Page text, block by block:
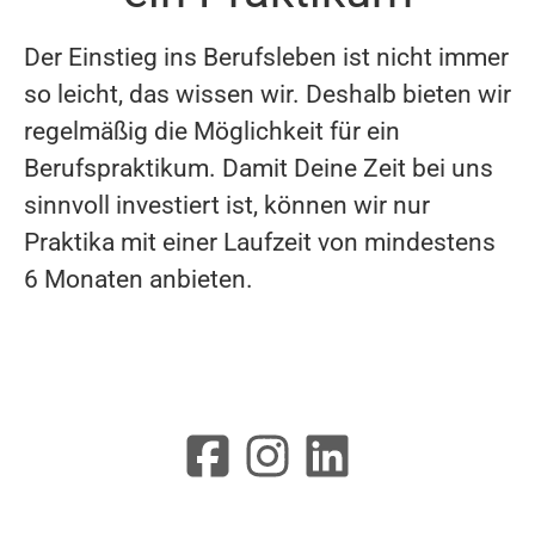
Der Einstieg ins Berufsleben ist nicht immer
so leicht, das wissen wir. Deshalb bieten wir
regelmäßig die Möglichkeit für ein
Berufspraktikum. Damit Deine Zeit bei uns
sinnvoll investiert ist, können wir nur
Praktika mit einer Laufzeit von mindestens
6 Monaten anbieten.